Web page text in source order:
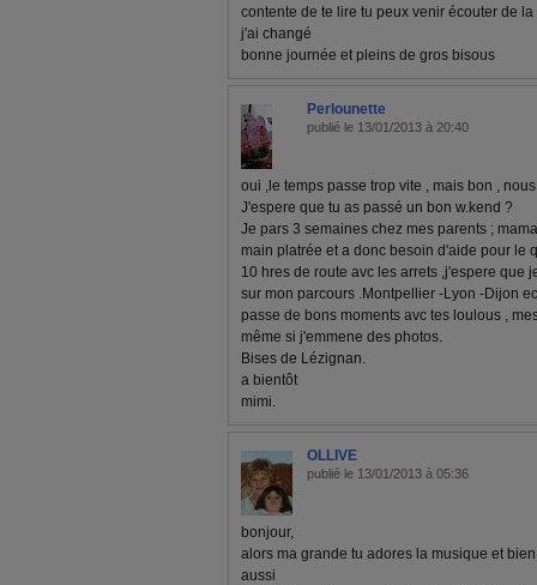
contente de te lire tu peux venir écouter de
j'ai changé
bonne journée et pleins de gros bisous
Perlounette
publié le 13/01/2013 à 20:40
oui ,le temps passe trop vite , mais bon ,
J'espere que tu as passé un bon w.kend ?
Je pars 3 semaines chez mes parents ;
main platrée et a donc besoin d'aide pour le
10 hres de route avc les arrets ,j'espere que
sur mon parcours .Montpellier -Lyon -Dijon
passe de bons moments avc tes loulous ,
même si j'emmene des photos.
Bises de Lézignan.
a bientôt
mimi.
OLLIVE
publié le 13/01/2013 à 05:36
bonjour,
alors ma grande tu adores la musique et
aussi